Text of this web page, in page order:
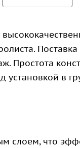
Поставка
Простота
установкой в
слоем, что